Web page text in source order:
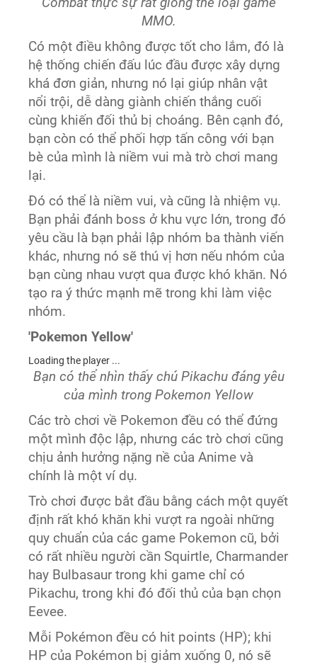
MMO.
Có một điều không được tốt cho lắm, đó là
hệ thống chiến đấu lúc đầu được xây dựng
khá đơn giản, nhưng nó lại giúp nhân vật
nổi trội, dễ dàng giành chiến thắng cuối
cùng khiến đối thủ bị choáng. Bên cạnh đó,
bạn còn có thể phối hợp tấn công với bạn
bè của mình là niềm vui mà trò chơi mang
lại.
Đó có thể là niềm vui, và cũng là nhiệm vụ.
Bạn phải đánh boss ở khu vực lớn, trong đó
yêu cầu là bạn phải lập nhóm ba thành viến
khác, nhưng nó sẽ thú vị hơn nếu nhóm của
bạn cùng nhau vượt qua được khó khăn. Nó
tạo ra ý thức mạnh mẽ trong khi làm việc
nhóm.
'Pokemon Yellow'
Loading the player ...
Bạn có thể nhìn thấy chú Pikachu đáng yêu
của mình trong Pokemon Yellow
Các trò chơi về Pokemon đều có thể đứng
một mình độc lập, nhưng các trò chơi cũng
chịu ảnh hưởng nặng nề của Anime và
chính là một ví dụ.
Trò chơi được bắt đầu bằng cách một quyết
định rất khó khăn khi vượt ra ngoài những
quy chuẩn của các game Pokemon cũ, bởi
có rất nhiều người cần Squirtle, Charmander
hay Bulbasaur trong khi game chỉ có
Pikachu, trong khi đó đối thủ của bạn chọn
Eevee.
Mỗi Pokémon đều có hit points (HP); khi
HP của Pokémon bị giảm xuống 0, nó sẽ